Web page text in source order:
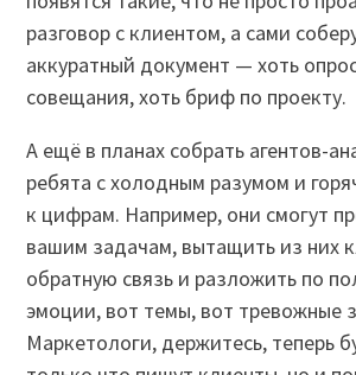
разговор с клиентом, а сами
аккуратный документ — хоть
совещания, хоть бриф по проекту.
А ещё в планах собрать агентов-
ребята с холодным разумом и
к цифрам. Например, они смогут
вашим задачам, вытащить из них
обратную связь и разложить по
эмоции, вот темы, вот тревожные
Маркетологи, держитесь, теперь